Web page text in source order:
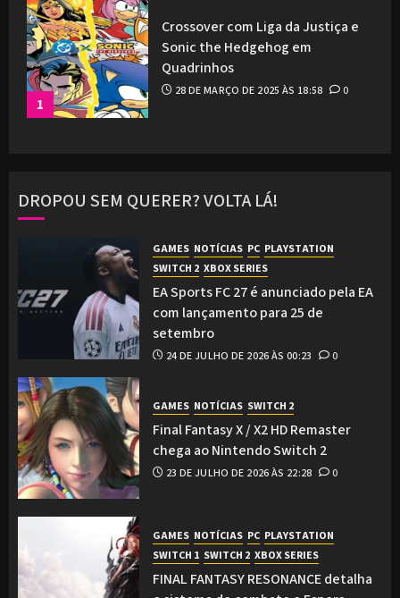
1
Crossover com Liga da Justiça e
Sonic the Hedgehog em
Quadrinhos
28 DE MARÇO DE 2025 ÀS 18:58 0
DROPOU SEM QUERER? VOLTA LÁ!
GAMES NOTÍCIAS PC PLAYSTATION
SWITCH 2 XBOX SERIES
EA Sports FC 27 é anunciado pela EA
com lançamento para 25 de
setembro
24 DE JULHO DE 2026 ÀS 00:23 0
GAMES NOTÍCIAS SWITCH 2
Final Fantasy X / X2 HD Remaster
chega ao Nintendo Switch 2
23 DE JULHO DE 2026 ÀS 22:28 0
GAMES NOTÍCIAS PC PLAYSTATION
SWITCH 1 SWITCH 2 XBOX SERIES
FINAL FANTASY RESONANCE detalha